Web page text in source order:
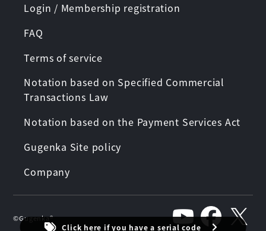
Click here if you have a serial code
Login / Membership registration
FAQ
Terms of service
Notation based on Specified Commercial
Transactions Law
Notation based on the Payment Services Act
Gugenka Site policy
Company
©︎Gugenka®︎